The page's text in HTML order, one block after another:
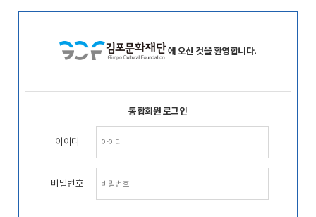
에 오신 것을 환영합니다.
통합회원 로그인
아이디
비밀번호